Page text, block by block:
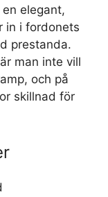
elegant,
in i fordonets
prestanda.
man inte vill
och på
skillnad för